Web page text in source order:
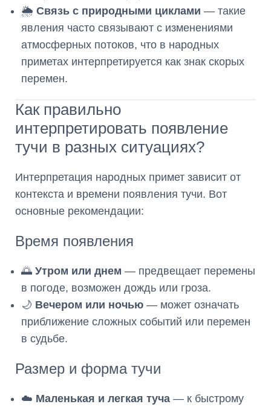
🌦️ Связь с природными циклами — такие
явления часто связывают с изменениями
атмосферных потоков, что в народных
приметах интерпретируется как знак скорых
перемен.
Как правильно
интерпретировать появление
тучи в разных ситуациях?
Интерпретация народных примет зависит от
контекста и времени появления тучи. Вот
основные рекомендации:
Время появления
🌅 Утром или днем — предвещает перемены
в погоде, возможен дождь или гроза.
🌙 Вечером или ночью — может означать
приближение сложных событий или перемен
в судьбе.
Размер и форма тучи
☁️ Маленькая и легкая туча — к быстрому